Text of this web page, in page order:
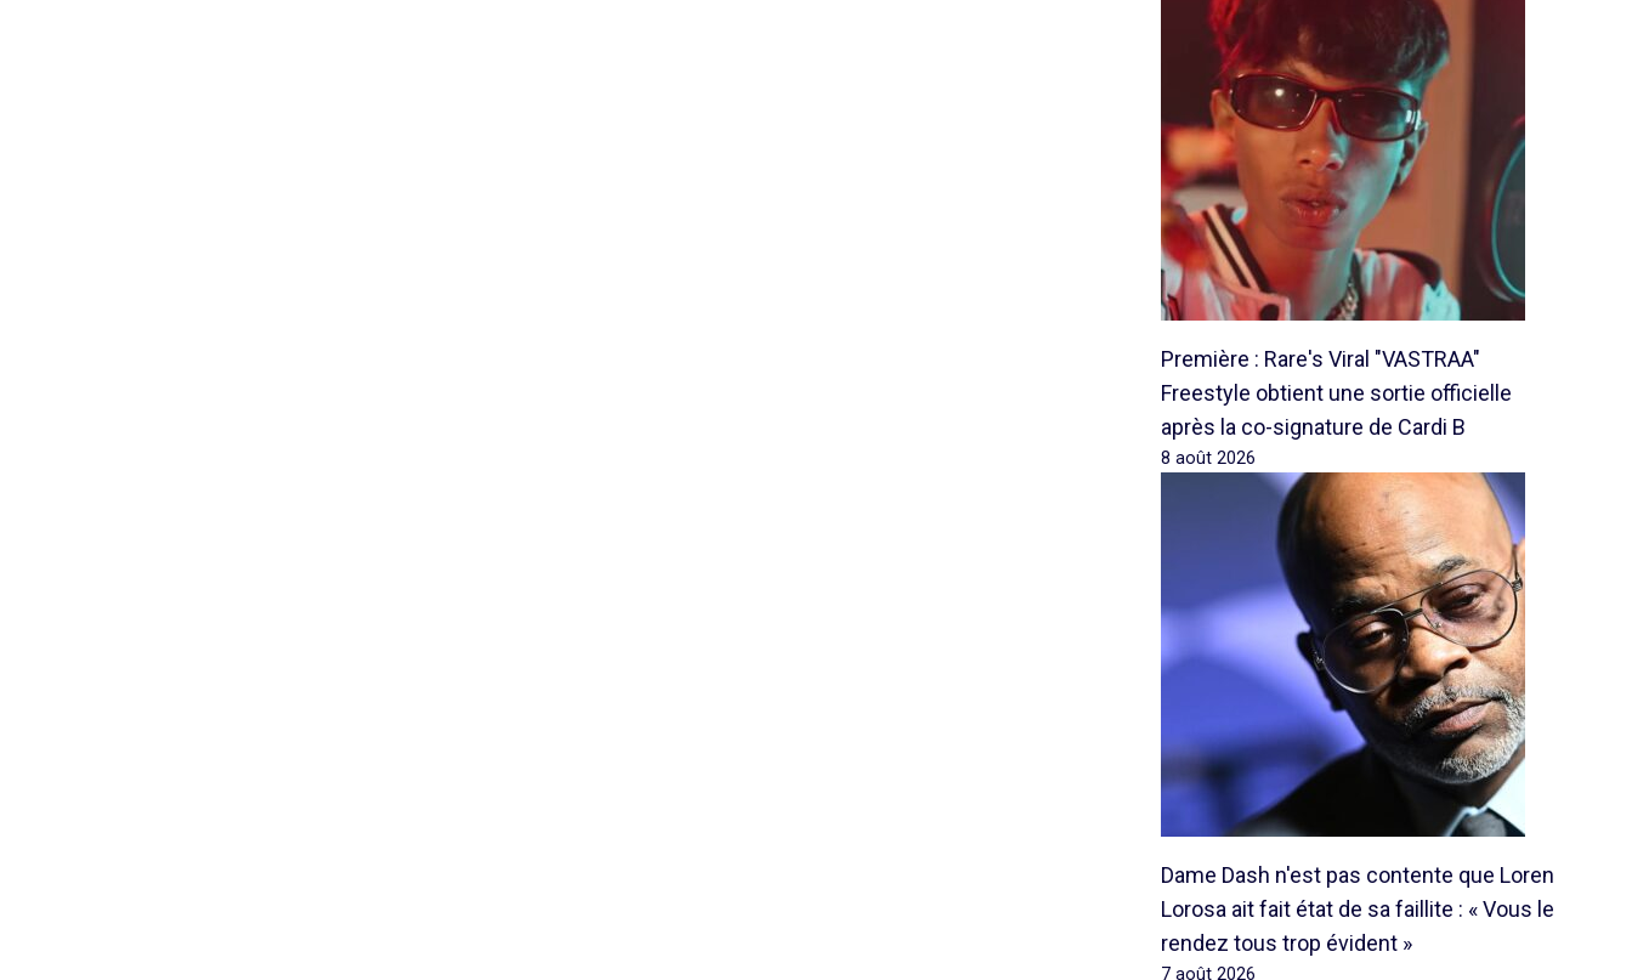
Première : Rare's Viral "VASTRAA"
Freestyle obtient une sortie officielle
après la co-signature de Cardi B
8 août 2026
Dame Dash n'est pas contente que Loren
Lorosa ait fait état de sa faillite : « Vous le
rendez tous trop évident »
7 août 2026